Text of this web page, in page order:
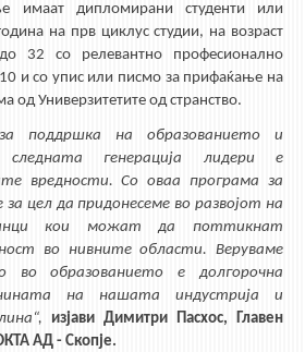
имаат дипломирани студенти или
на прв циклус студии, на возраст
32 со релевантно професионално
и со упис или писмо за прифаќање на
од Универзитетите од странство.
поддршка на образованието и
генерација лидери е
вредности. Со оваа програма за
цел да придонесеме во развојот на
кои можат да поттикнат
во нивните области. Веруваме
во образованието е долгорочна
на нашата индустрија и
изјави Димитри Пасхос, Главен
АД - Скопје.